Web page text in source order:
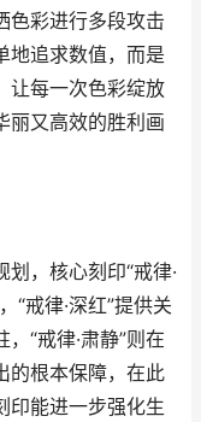
色彩进行多段攻击
地追求数值，而是
让每一次色彩绽放
丽又高效的胜利画
，核心刻印“戒律·
“戒律·深红”提供关
“戒律·肃静”则在
的根本保障，在此
印能进一步强化生